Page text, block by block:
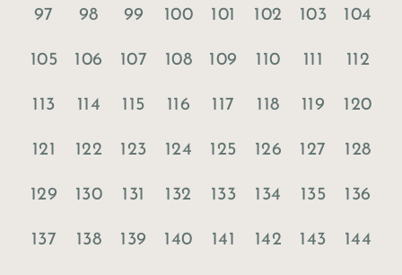
97 98 99 100 101 102 103 104
105 106 107 108 109 110 111 112
113 114 115 116 117 118 119 120
121 122 123 124 125 126 127 128
129 130 131 132 133 134 135 136
137 138 139 140 141 142 143 144